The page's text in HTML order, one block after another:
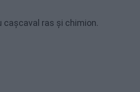
cașcaval ras și chimion.